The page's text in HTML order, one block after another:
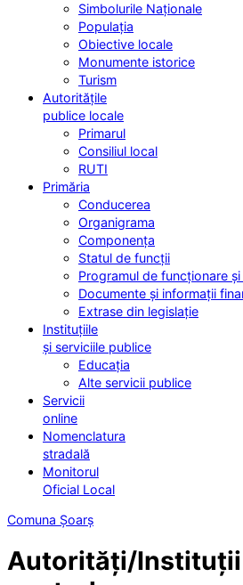
Simbolurile Naționale
Populația
Obiective locale
Monumente istorice
Turism
Autoritățile
publice locale
Primarul
Consiliul local
RUTI
Primăria
Conducerea
Organigrama
Componența
Statul de funcții
Programul de funcționare
Documente și informații
Extrase din legislație
Instituțiile
și serviciile publice
Educația
Alte servicii publice
Servicii
online
Nomenclatura
stradală
Monitorul
Oficial Local
Comuna Șoarș
Autorități/